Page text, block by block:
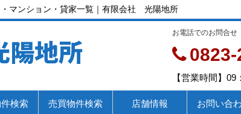
マンション・貸家一覧｜有限会社 光陽地所
陽地所
お電話でのお問合せ
【営業時間】
検索 売買物件検索 店舗情報 お問い合